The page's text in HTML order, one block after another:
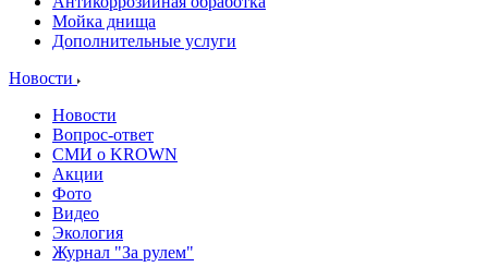
Мойка днища
Дополнительные услуги
Новости
Новости
Вопрос-ответ
СМИ о KROWN
Акции
Фото
Видео
Экология
Журнал "За рулем"